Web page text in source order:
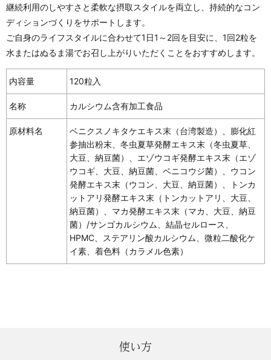
継続利用のしやすさと柔軟な摂取スタイルを両立し、持続的なコン
ディションづくりをサポートします。
ご自身のライフスタイルに合わせて1日1～2回を目安に、1回2粒を
水またはぬるま湯でお召し上がりいただくことをおすすめします。
内容量 120粒入
名称 カルシウム含有加工食品
原材料名
ベニクスノキタケエキス末（台湾製造）、膨化紅
参抽出粉末、冬虫夏草発酵エキス末（冬虫夏草、
大豆、納豆菌）、エゾウコギ発酵エキス末（エゾ
ウコギ、大豆、納豆菌、ベニコウジ菌）、ウコン
発酵エキス末（ウコン、大豆、納豆菌）、トンカ
ットアリ発酵エキス末（トンカットアリ、大豆、
納豆菌）、マカ発酵エキス末（マカ、大豆、納豆
菌）/サンゴカルシウム、結晶セルロース、
HPMC、ステアリン酸カルシウム、微粒二酸化ケ
イ素、着色料（カラメル色素）
使い方